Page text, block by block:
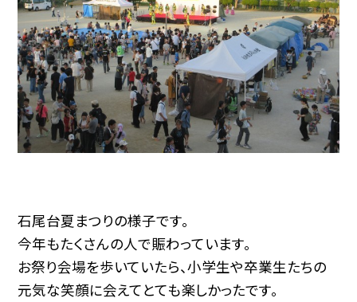
石尾台夏まつりの様子です。
今年もたくさんの人で賑わっています。
お祭り会場を歩いていたら、小学生や卒業生たちの
元気な笑顔に会えてとても楽しかったです。